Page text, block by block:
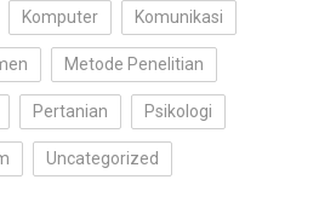
Komputer Komunikasi
Metode Penelitian
Pertanian Psikologi
Uncategorized